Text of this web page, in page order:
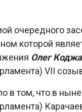
очередного
которой
Олег
VII
в том, что в